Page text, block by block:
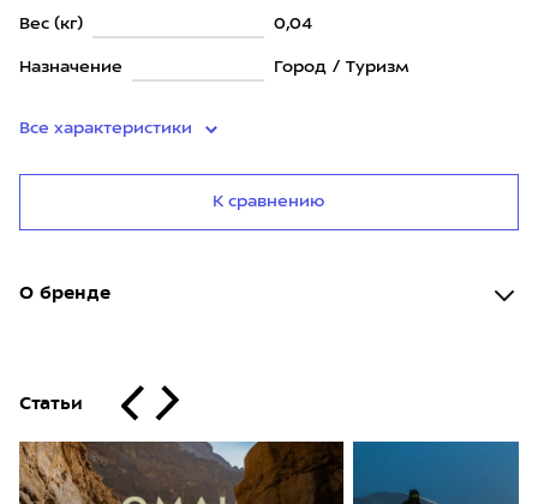
Вес (кг) 0,04
Назначение Город / Туризм
Все характеристики
К сравнению
О бренде
Статьи